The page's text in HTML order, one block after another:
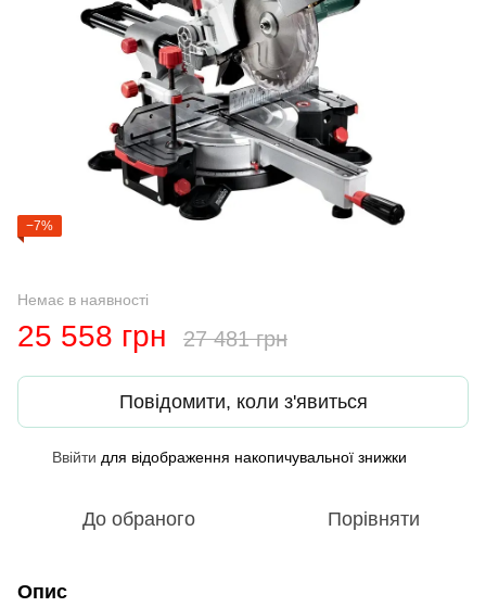
−7%
Немає в наявності
25 558 грн 27 481 грн
Повідомити, коли з'явиться
Ввійти для відображення накопичувальної знижки
До обраного Порівняти
Опис